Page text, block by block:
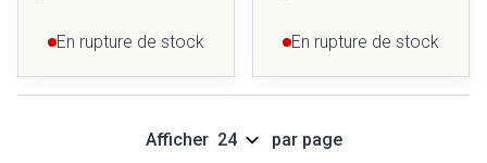
En rupture de stock En rupture de stock
Afficher par page